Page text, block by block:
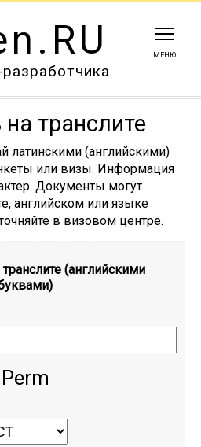
МЕНЮ
транслите
латинскими (английскими)
или визы. Информация
Документы могут
английском или языке
в визовом центре.
(английскими
Perm